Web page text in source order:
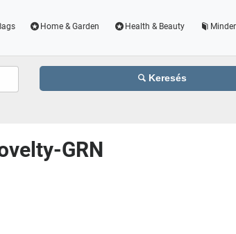
Home & Garden Health & Beauty
Keresés
GRN